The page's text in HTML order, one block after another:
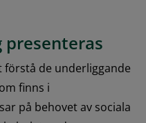
presenteras
förstå de underliggande
finns i
på behovet av sociala